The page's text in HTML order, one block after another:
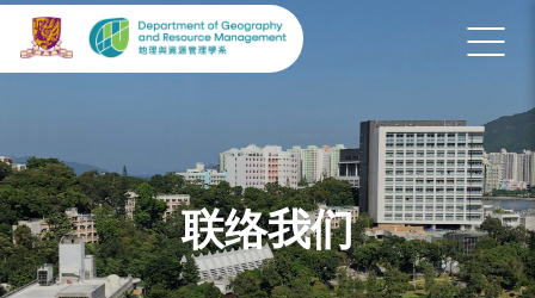
联络我们